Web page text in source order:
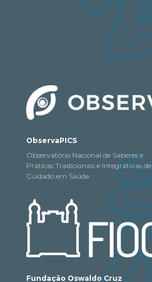
ObservaPICS
Observatório Nacional de Saberes e
Práticas Tradicionais e Integrativas de
Cuidado em Saúde
Fundação Oswaldo Cruz